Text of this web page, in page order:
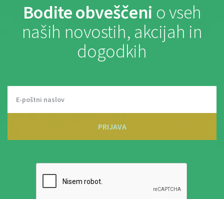
Bodite obveščeni o vseh
naših novostih, akcijah in
dogodkih
PRIJAVA